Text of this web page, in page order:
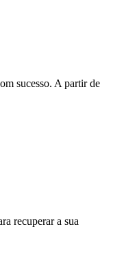
sucesso. A partir de
recuperar a sua